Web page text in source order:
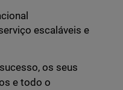
escaláveis e
os seus
e todo o